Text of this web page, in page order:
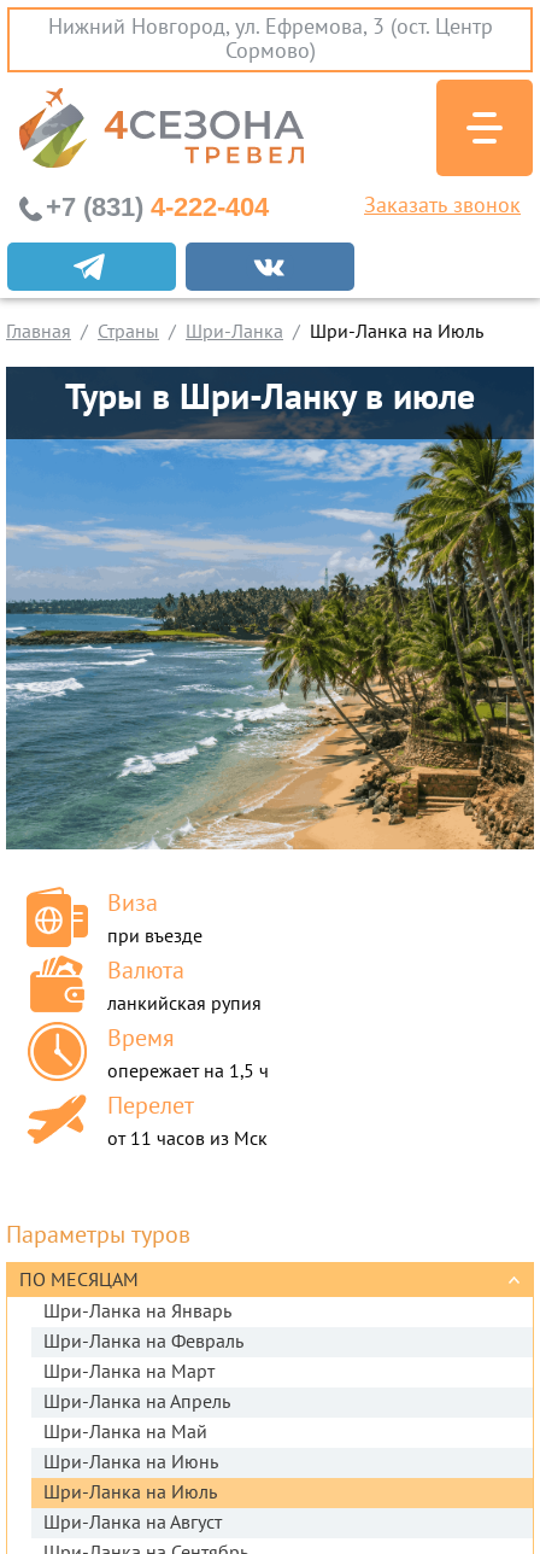
Нижний Новгород, ул. Ефремова, 3 (ост. Центр
Сормово)
Вьетнам
Египет
Мальдивы
Россия
Таиланд
Турция
Узбекистан
Шри-Ланка
+7 (831) 4-222-404 Заказать звонок
Главная Страны Шри-Ланка Шри-Ланка на Июль
Туры в Шри-Ланку в июле
Виза
при въезде
Валюта
ланкийская рупия
Время
опережает на 1,5 ч
Перелет
от 11 часов из Мск
Параметры туров
ПО МЕСЯЦАМ
Шри-Ланка на Январь
Шри-Ланка на Февраль
Шри-Ланка на Март
Шри-Ланка на Апрель
Шри-Ланка на Май
Шри-Ланка на Июнь
Шри-Ланка на Июль
Шри-Ланка на Август